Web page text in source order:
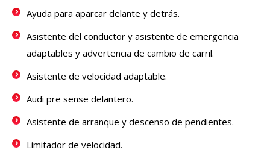
Ayuda para aparcar delante y detrás.
Asistente del conductor y asistente de emergencia
adaptables y advertencia de cambio de carril.
Asistente de velocidad adaptable.
Audi pre sense delantero.
Asistente de arranque y descenso de pendientes.
Limitador de velocidad.